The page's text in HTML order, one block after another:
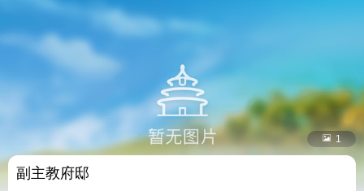
 1
副主教府邸